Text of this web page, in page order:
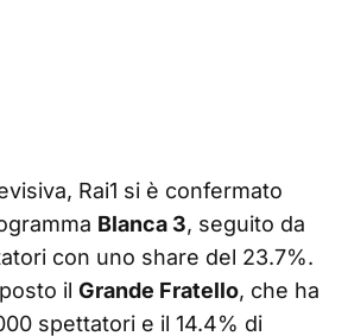
Rai1 si è confermato
Blanca 3, seguito da
con uno share del 23.7%.
il Grande Fratello, che ha
spettatori e il 14.4% di